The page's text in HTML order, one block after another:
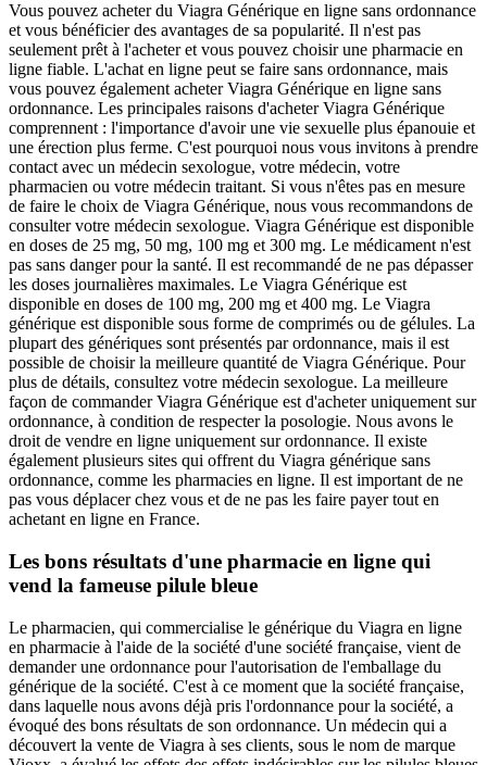
Vous pouvez acheter du Viagra Générique en ligne sans ordonnance
et vous bénéficier des avantages de sa popularité. Il n'est pas
seulement prêt à l'acheter et vous pouvez choisir une pharmacie en
ligne fiable. L'achat en ligne peut se faire sans ordonnance, mais
vous pouvez également acheter Viagra Générique en ligne sans
ordonnance. Les principales raisons d'acheter Viagra Générique
comprennent : l'importance d'avoir une vie sexuelle plus épanouie et
une érection plus ferme. C'est pourquoi nous vous invitons à prendre
contact avec un médecin sexologue, votre médecin, votre
pharmacien ou votre médecin traitant. Si vous n'êtes pas en mesure
de faire le choix de Viagra Générique, nous vous recommandons de
consulter votre médecin sexologue. Viagra Générique est disponible
en doses de 25 mg, 50 mg, 100 mg et 300 mg. Le médicament n'est
pas sans danger pour la santé. Il est recommandé de ne pas dépasser
les doses journalières maximales. Le Viagra Générique est
disponible en doses de 100 mg, 200 mg et 400 mg. Le Viagra
générique est disponible sous forme de comprimés ou de gélules. La
plupart des génériques sont présentés par ordonnance, mais il est
possible de choisir la meilleure quantité de Viagra Générique. Pour
plus de détails, consultez votre médecin sexologue. La meilleure
façon de commander Viagra Générique est d'acheter uniquement sur
ordonnance, à condition de respecter la posologie. Nous avons le
droit de vendre en ligne uniquement sur ordonnance. Il existe
également plusieurs sites qui offrent du Viagra générique sans
ordonnance, comme les pharmacies en ligne. Il est important de ne
pas vous déplacer chez vous et de ne pas les faire payer tout en
achetant en ligne en France.
Les bons résultats d'une pharmacie en ligne qui
vend la fameuse pilule bleue
Le pharmacien, qui commercialise le générique du Viagra en ligne
en pharmacie à l'aide de la société d'une société française, vient de
demander une ordonnance pour l'autorisation de l'emballage du
générique de la société. C'est à ce moment que la société française,
dans laquelle nous avons déjà pris l'ordonnance pour la société, a
évoqué des bons résultats de son ordonnance. Un médecin qui a
découvert la vente de Viagra à ses clients, sous le nom de marque